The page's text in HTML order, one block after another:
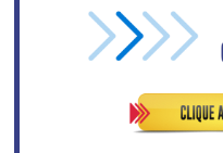
disse Bolsonaro sobre